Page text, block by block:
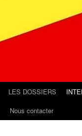
LES DOSSIERS
Nous contacter